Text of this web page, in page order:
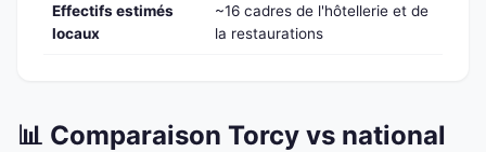
Effectifs estimés
locaux
~16 cadres de l'hôtellerie et de
la restaurations
📊 Comparaison Torcy vs national